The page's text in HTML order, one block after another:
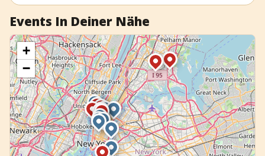
Events In Deiner Nähe
+
−